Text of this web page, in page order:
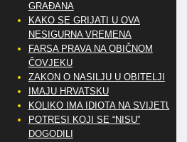
GRAĐANA
KAKO SE GRIJATI U OVA
NESIGURNA VREMENA
FARSA PRAVA NA OBIČNOM
ČOVJEKU
ZAKON O NASILJU U OBITELJI
IMAJU HRVATSKU
KOLIKO IMA IDIOTA NA SVIJETU?
POTRESI KOJI SE “NISU”
DOGODILI